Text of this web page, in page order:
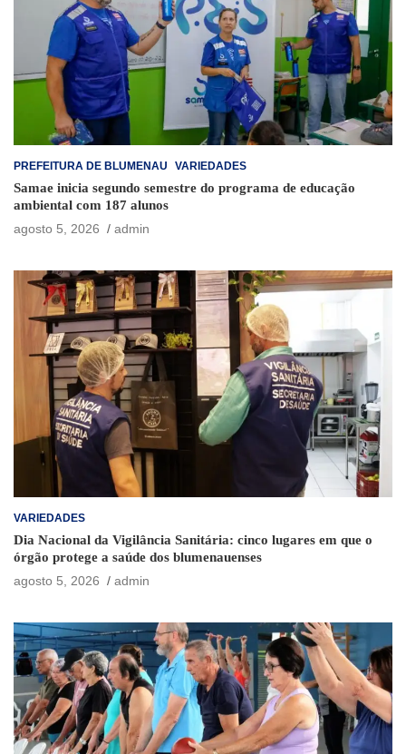
PREFEITURA DE BLUMENAU VARIEDADES
Samae inicia segundo semestre do programa de educação
ambiental com 187 alunos
agosto 5, 2026
admin
VARIEDADES
Dia Nacional da Vigilância Sanitária: cinco lugares em que o
órgão protege a saúde dos blumenauenses
agosto 5, 2026
admin